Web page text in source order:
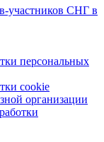
участников СНГ в
персональных
cookie
организации